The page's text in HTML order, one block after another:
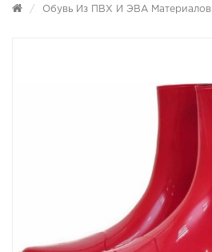
Обувь Из ПВХ И ЭВА Материалов